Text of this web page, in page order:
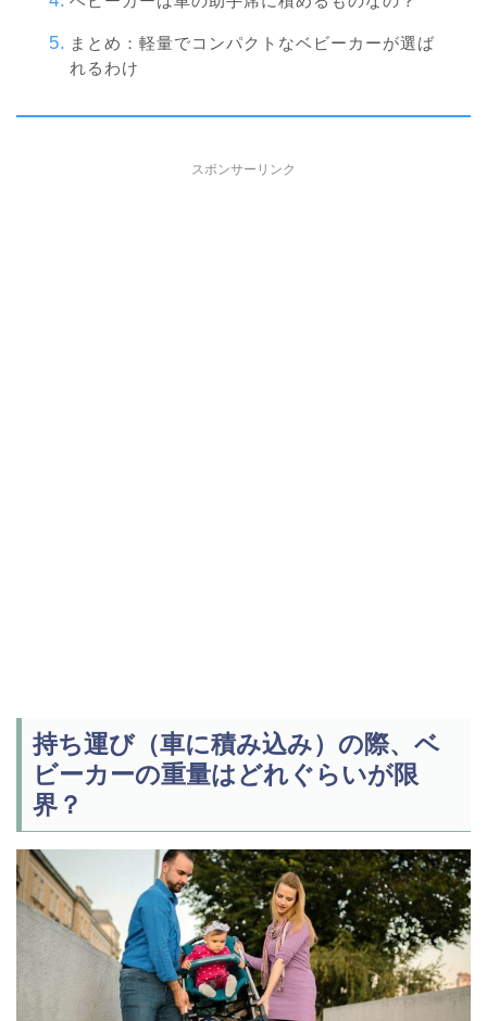
まとめ：軽量でコンパクトなベビーカーが選ば
れるわけ
スポンサーリンク
持ち運び（車に積み込み）の際、ベ
ビーカーの重量はどれぐらいが限
界？